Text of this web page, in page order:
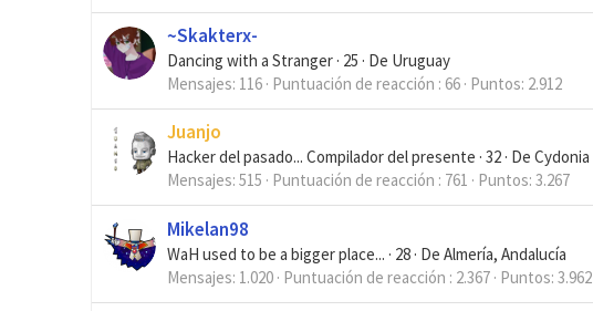
~Skakterx-
Dancing with a Stranger · 25 · De Uruguay
Mensajes 116 Puntuación de reacción 66 Puntos 2.912
Juanjo
Hacker del pasado... Compilador del presente · 32 · De Cydonia
Mensajes 515 Puntuación de reacción 761 Puntos 3.267
Mikelan98
WaH used to be a bigger place... · 28 · De Almería, Andalucía
Mensajes 1.020 Puntuación de reacción 2.367 Puntos 3.962